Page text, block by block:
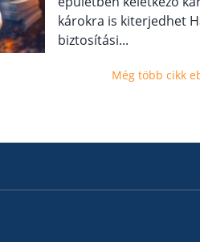
károkra is kiterjedhet
biztosítási...
Még több cikk